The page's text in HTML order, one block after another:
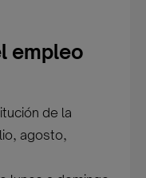
empleo
de la
agosto,